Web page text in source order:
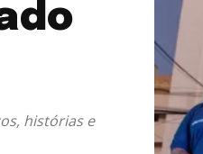
histórias e